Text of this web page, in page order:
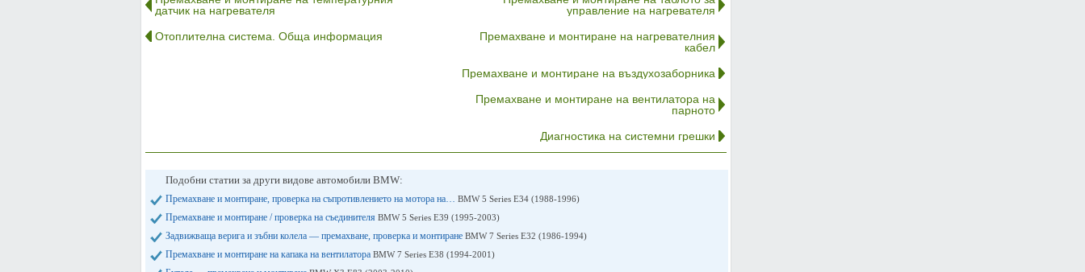
датчик на нагревателя
Отоплителна система. Обща информация
управление на нагревателя
Премахване и монтиране на нагревателния
кабел
Премахване и монтиране на въздухозаборника
Премахване и монтиране на вентилатора на
парното
Диагностика на системни грешки
Подобни статии за други видове автомобили BMW:
Премахване и монтиране, проверка на съпротивлението на мотора на… BMW 5 Series E34 (1988-1996)
Премахване и монтиране / проверка на съединителя BMW 5 Series E39 (1995-2003)
Задвижваща верига и зъбни колела — премахване, проверка и монтиране BMW 7 Series E32 (1986-1994)
Премахване и монтиране на капака на вентилатора BMW 7 Series E38 (1994-2001)